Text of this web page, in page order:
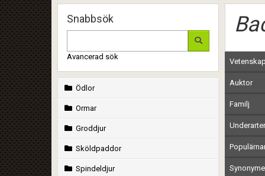
Snabbsök
Avancerad sök
Ödlor
Ormar
Groddjur
Sköldpaddor
Spindeldjur
Auktor
Familj
Underarter